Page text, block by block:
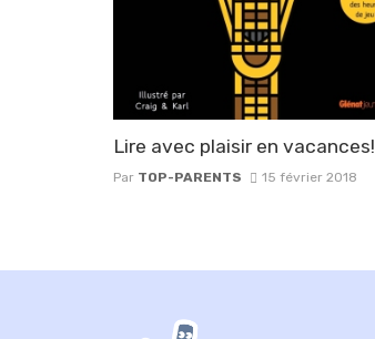
Lire avec plaisir en vacances!
Par TOP-PARENTS 15 février 2018